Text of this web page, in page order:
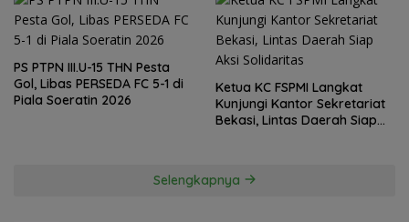
PS PTPN III.U-15 THN Pesta
Gol, Libas PERSEDA FC 5-1 di
Piala Soeratin 2026
Ketua KC FSPMI Langkat
Kunjungi Kantor Sekretariat
Bekasi, Lintas Daerah Siap
Selengkapnya